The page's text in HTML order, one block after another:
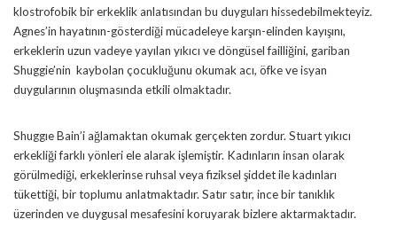
klostrofobik bir erkeklik anlatısından bu duyguları hissedebilmekteyiz.
Agnes’in hayatının-gösterdiği mücadeleye karşın-elinden kayışını,
erkeklerin uzun vadeye yayılan yıkıcı ve döngüsel failliğini, gariban
Shuggie’nin kaybolan çocukluğunu okumak acı, öfke ve isyan
duygularının oluşmasında etkili olmaktadır.
Shuggıe Bain’i ağlamaktan okumak gerçekten zordur. Stuart yıkıcı
erkekliği farklı yönleri ele alarak işlemiştir. Kadınların insan olarak
görülmediği, erkeklerinse ruhsal veya fiziksel şiddet ile kadınları
tükettiği, bir toplumu anlatmaktadır. Satır satır, ince bir tanıklık
üzerinden ve duygusal mesafesini koruyarak bizlere aktarmaktadır.